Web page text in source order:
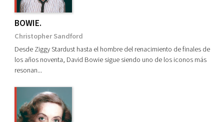
BOWIE.
Christopher Sandford
Desde Ziggy Stardust hasta el hombre del renacimiento de finales de
los años noventa, David Bowie sigue siendo uno de los iconos más
resonan...